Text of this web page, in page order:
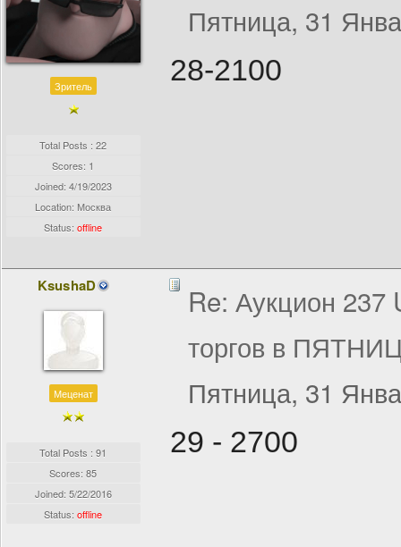
Зритель
Total Posts : 22
Scores: 1
Joined: 4/19/2023
Location: Москва
Status:offline
Пятница, 31
28-2100
KsushaD
Меценат
Total Posts : 91
Scores: 85
Joined: 5/22/2016
Status:offline
Re: Аукцион 237
торгов в
Пятница, 31
29 - 2700